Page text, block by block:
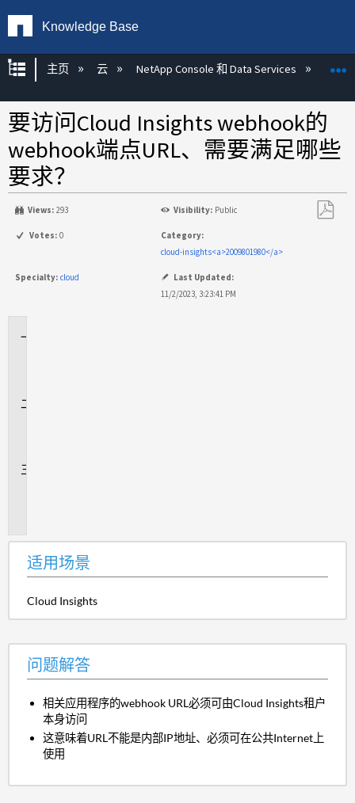
Knowledge Base
扩展/隐缩全局层次
主页 云 NetApp Console 和 Data Services
要访问Cloud Insights webhook的
webhook端点URL、需要满足哪些
要求？
Views: 293 Visibility: Public
Votes: 0
Category:
cloud-insights<a>2009801980</a>
Specialty: cloud
Last Updated:
11/2/2023, 3:23:41 PM
适用场景
Cloud Insights
问题解答
相关应用程序的webhook URL必须可由Cloud Insights租户
本身访问
这意味着URL不能是内部IP地址、必须可在公共Internet上
使用